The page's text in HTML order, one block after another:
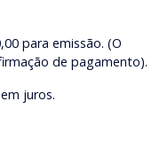
para emissão. (O
de pagamento).
juros.